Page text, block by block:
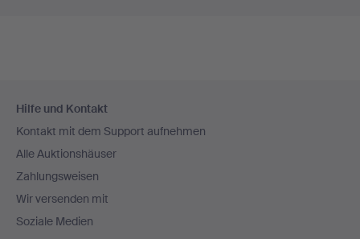
Navigation
Hilfe und Kontakt
Kontakt mit dem Support aufnehmen
Alle Auktionshäuser
Zahlungsweisen
Wir versenden mit
Soziale Medien